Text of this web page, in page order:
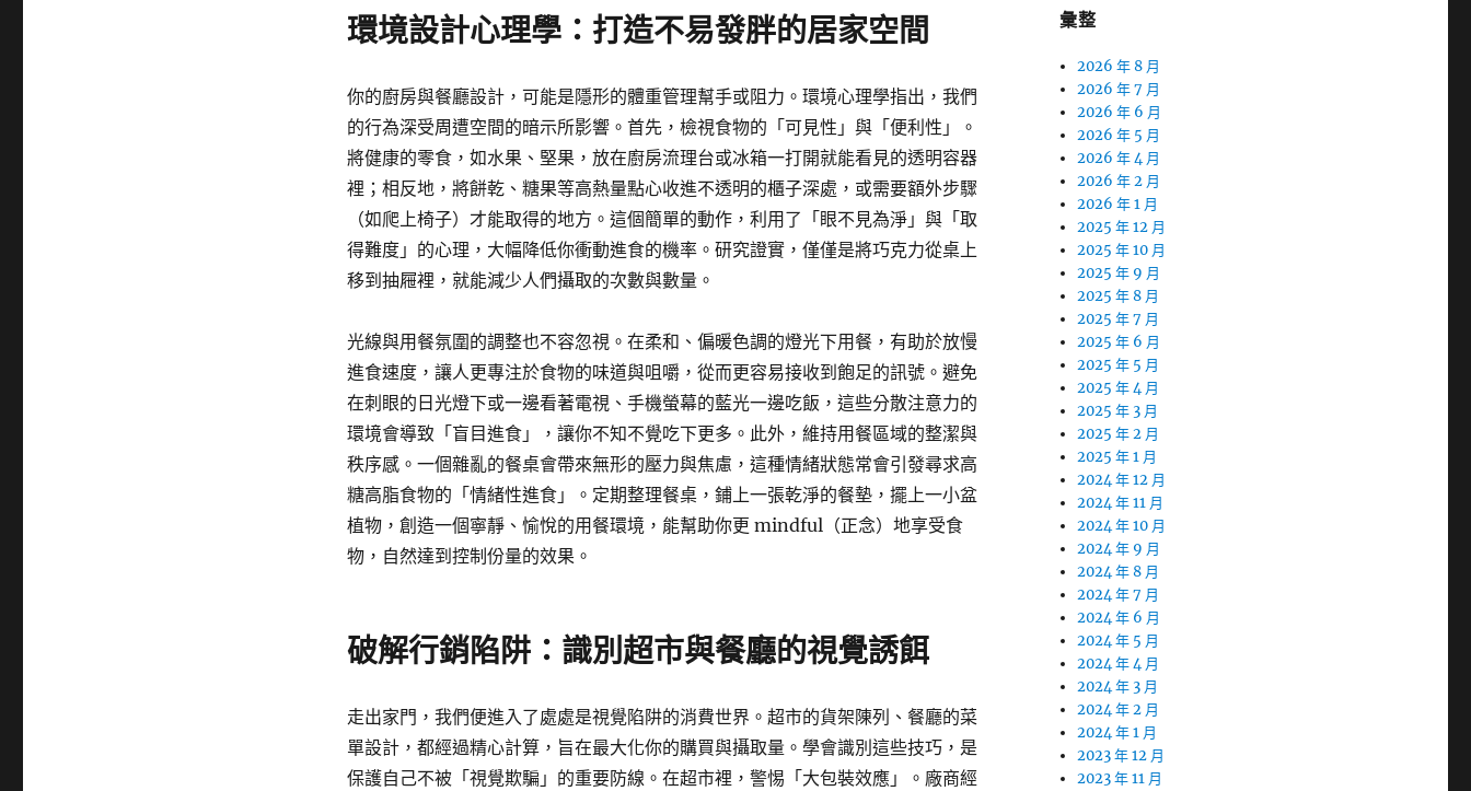
環境設計心理學：打造不易發胖的居家空間
你的廚房與餐廳設計，可能是隱形的體重管理幫手或阻力。環境心理學指出，我們
的行為深受周遭空間的暗示所影響。首先，檢視食物的「可見性」與「便利性」。
將健康的零食，如水果、堅果，放在廚房流理台或冰箱一打開就能看見的透明容器
裡；相反地，將餅乾、糖果等高熱量點心收進不透明的櫃子深處，或需要額外步驟
（如爬上椅子）才能取得的地方。這個簡單的動作，利用了「眼不見為淨」與「取
得難度」的心理，大幅降低你衝動進食的機率。研究證實，僅僅是將巧克力從桌上
移到抽屜裡，就能減少人們攝取的次數與數量。
光線與用餐氛圍的調整也不容忽視。在柔和、偏暖色調的燈光下用餐，有助於放慢
進食速度，讓人更專注於食物的味道與咀嚼，從而更容易接收到飽足的訊號。避免
在刺眼的日光燈下或一邊看著電視、手機螢幕的藍光一邊吃飯，這些分散注意力的
環境會導致「盲目進食」，讓你不知不覺吃下更多。此外，維持用餐區域的整潔與
秩序感。一個雜亂的餐桌會帶來無形的壓力與焦慮，這種情緒狀態常會引發尋求高
糖高脂食物的「情緒性進食」。定期整理餐桌，鋪上一張乾淨的餐墊，擺上一小盆
植物，創造一個寧靜、愉悅的用餐環境，能幫助你更 mindful（正念）地享受食
物，自然達到控制份量的效果。
破解行銷陷阱：識別超市與餐廳的視覺誘餌
走出家門，我們便進入了處處是視覺陷阱的消費世界。超市的貨架陳列、餐廳的菜
單設計，都經過精心計算，旨在最大化你的購買與攝取量。學會識別這些技巧，是
保護自己不被「視覺欺騙」的重要防線。在超市裡，警惕「大包裝效應」。廠商經
彙整
2026 年 8 月
2026 年 7 月
2026 年 6 月
2026 年 5 月
2026 年 4 月
2026 年 2 月
2026 年 1 月
2025 年 12 月
2025 年 10 月
2025 年 9 月
2025 年 8 月
2025 年 7 月
2025 年 6 月
2025 年 5 月
2025 年 4 月
2025 年 3 月
2025 年 2 月
2025 年 1 月
2024 年 12 月
2024 年 11 月
2024 年 10 月
2024 年 9 月
2024 年 8 月
2024 年 7 月
2024 年 6 月
2024 年 5 月
2024 年 4 月
2024 年 3 月
2024 年 2 月
2024 年 1 月
2023 年 12 月
2023 年 11 月